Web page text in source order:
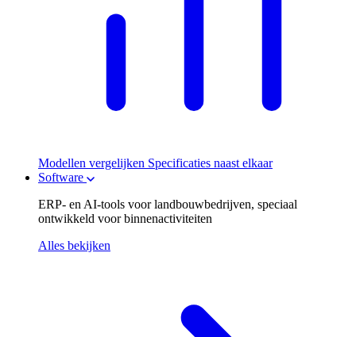
Modellen vergelijken Specificaties naast elkaar
Software
ERP- en AI-tools voor landbouwbedrijven, speciaal
ontwikkeld voor binnenactiviteiten
Alles bekijken